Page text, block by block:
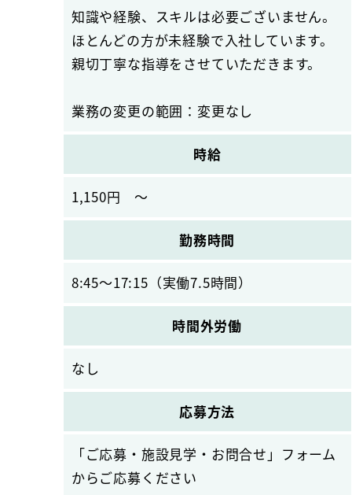
知識や経験、スキルは必要ございません。
ほとんどの方が未経験で入社しています。
親切丁寧な指導をさせていただきます。
業務の変更の範囲：変更なし
時給
1,150円 ～
勤務時間
8:45～17:15（実働7.5時間）
時間外労働
なし
応募方法
「ご応募・施設見学・お問合せ」フォーム
からご応募ください